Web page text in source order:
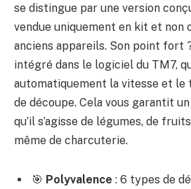
se distingue par une version
vendue uniquement en kit et non
anciens appareils. Son point fort
intégré dans le logiciel du TM7,
automatiquement la vitesse et le
de découpe. Cela vous garantit
qu’il s’agisse de légumes, de
même de charcuterie.
🎯 Polyvalence : 6 types de